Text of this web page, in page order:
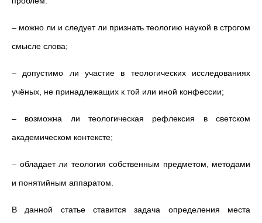
– можно ли и следует ли признать теологию наукой в строгом
смысле слова;
– допустимо ли участие в теологических исследованиях
учёных, не принадлежащих к той или иной конфессии;
– возможна ли теологическая рефлексия в светском
академическом контексте;
– обладает ли теология собственным предметом, методами
и понятийным аппаратом.
В данной статье ставится задача определения места